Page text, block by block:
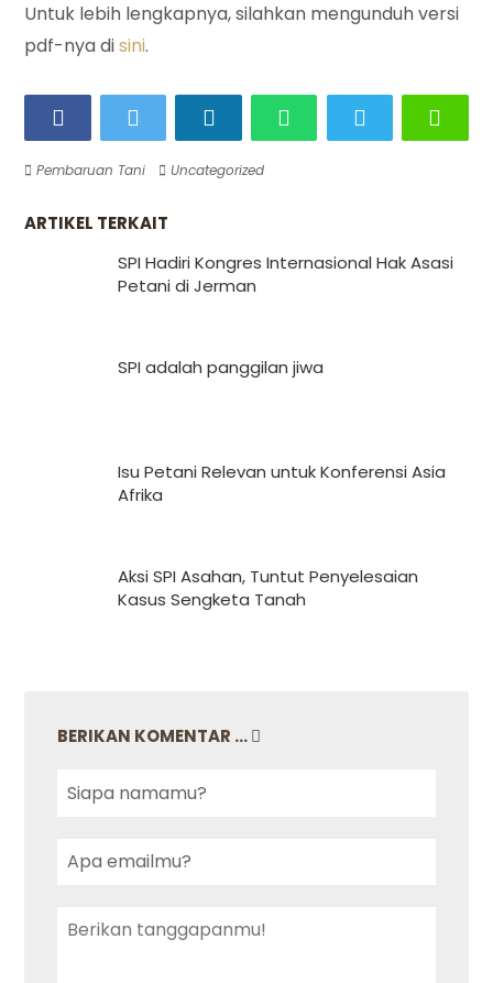
Untuk lebih lengkapnya, silahkan mengunduh versi
pdf-nya disini.
Pembaruan Tani Uncategorized
ARTIKEL TERKAIT
SPI Hadiri Kongres Internasional Hak Asasi
Petani di Jerman
SPI adalah panggilan jiwa
Isu Petani Relevan untuk Konferensi Asia
Afrika
Aksi SPI Asahan, Tuntut Penyelesaian
Kasus Sengketa Tanah
BERIKAN KOMENTAR ...